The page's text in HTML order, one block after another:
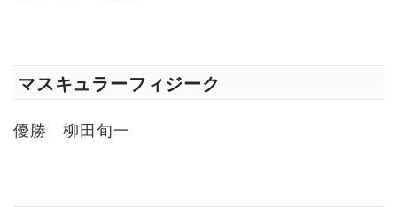
マスキュラーフィジーク
優勝 柳田旬一